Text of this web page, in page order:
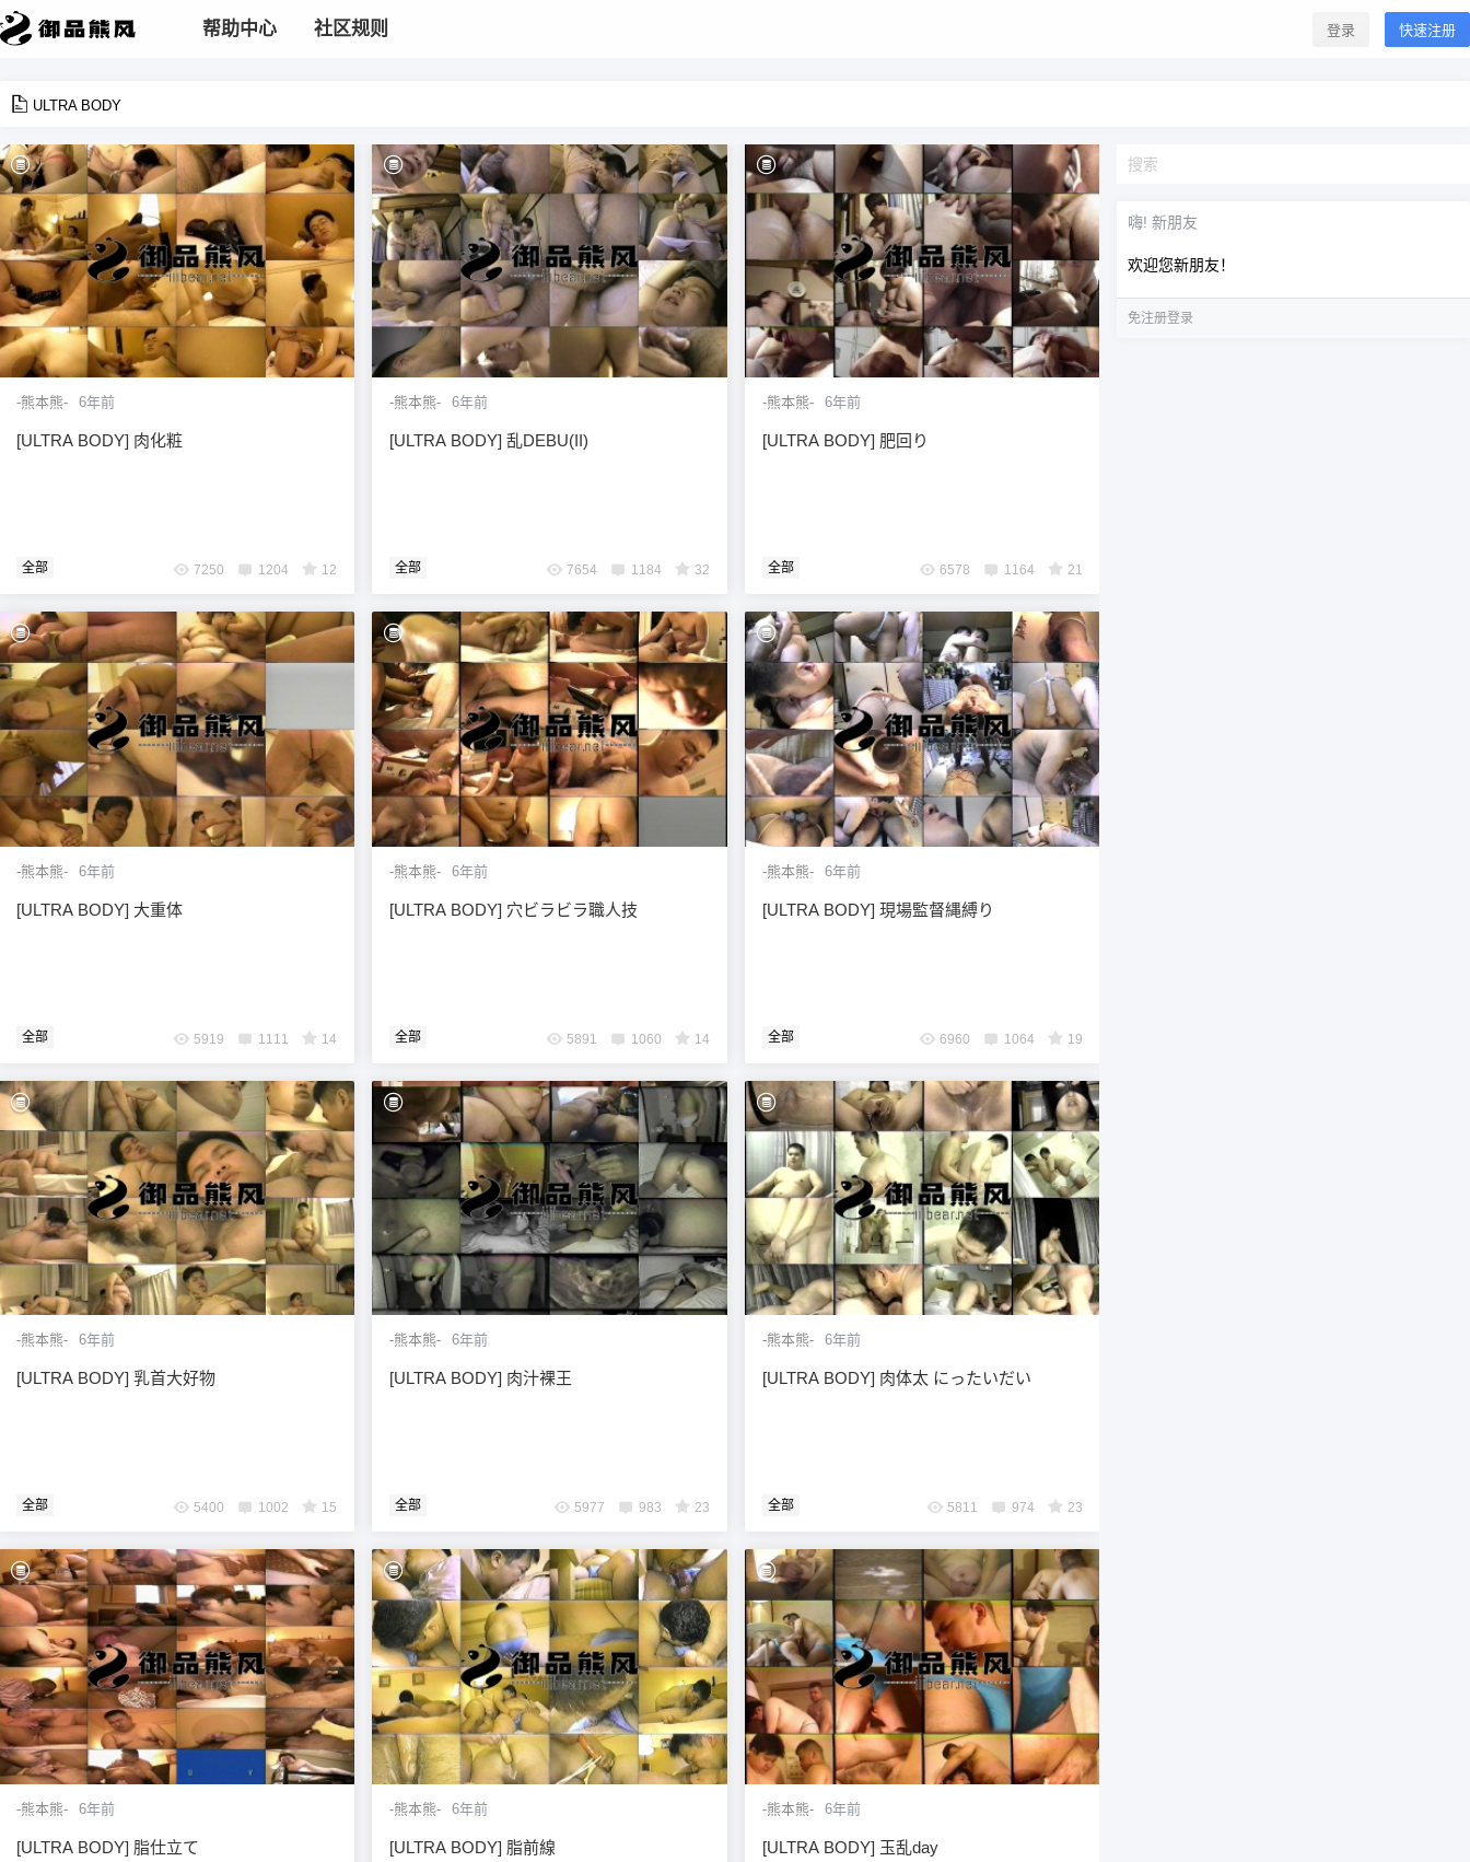
帮助中心 社区规则 登录 快速注册
ULTRA BODY
-熊本熊- 6年前
[ULTRA BODY] 肉化粧
全部 7250 1204 12
-熊本熊- 6年前
[ULTRA BODY] 乱DEBU(II)
全部 7654 1184 32
-熊本熊- 6年前
[ULTRA BODY] 肥回り
全部 6578 1164 21
-熊本熊- 6年前
[ULTRA BODY] 大重体
全部 5919 1111 14
-熊本熊- 6年前
[ULTRA BODY] 穴ビラビラ職人技
全部 5891 1060 14
-熊本熊- 6年前
[ULTRA BODY] 現場監督縄縛り
全部 6960 1064 19
-熊本熊- 6年前
[ULTRA BODY] 乳首大好物
全部 5400 1002 15
-熊本熊- 6年前
[ULTRA BODY] 肉汁裸王
全部 5977 983 23
-熊本熊- 6年前
[ULTRA BODY] 肉体太 にったいだい
全部 5811 974 23
-熊本熊- 6年前
[ULTRA BODY] 脂仕立て
-熊本熊- 6年前
[ULTRA BODY] 脂前線
-熊本熊- 6年前
[ULTRA BODY] 玉乱day
嗨! 新朋友
欢迎您新朋友！
免注册登录
您没有权限发布内容，请购买会员或者提升权
限。
6位以上
6位以上